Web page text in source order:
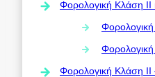
Φορολογική Κλάση II
Φορολογική
Φορολογική Κλάση II